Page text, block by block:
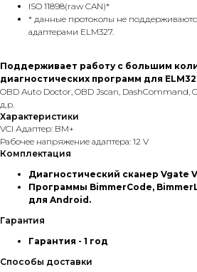
ISO 11898(raw CAN)*
* данные протоколы не
адаптерами ELM327.
Поддерживает работу с большим
диагностических программ для
OBD Auto Doctor, OBD Jscan, DashCommand,
д.р.
Характеристики
VCI Адаптер: BM+
Рабочее напряжение адаптера: 12 V
Комплектация
Диагностический сканер Vgate
Программы BimmerCode,
для Android.
Гарантия
Гарантия - 1 год
Способы доставки